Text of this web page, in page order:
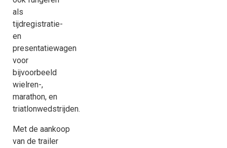
als
tijdregistratie-
en
presentatiewagen
voor
bijvoorbeeld
wielren-,
marathon, en
triatlonwedstrijden.
Met de aankoop
van de trailer